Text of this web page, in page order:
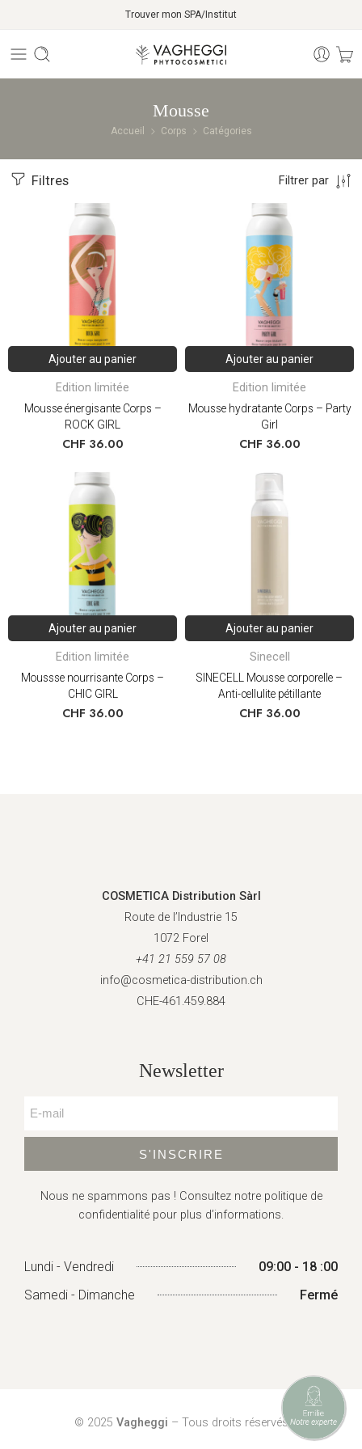
Trouver mon SPA/Institut
Mousse
Accueil Corps Catégories
Filtres Filtrer par
Ajouter au panier
Edition limitée
Mousse énergisante Corps –
ROCK GIRL
CHF 36.00
Ajouter au panier
Edition limitée
Mousse hydratante Corps – Party
Girl
CHF 36.00
Ajouter au panier
Edition limitée
Moussse nourrisante Corps –
CHIC GIRL
CHF 36.00
Ajouter au panier
Sinecell
SINECELL Mousse corporelle –
Anti-cellulite pétillante
CHF 36.00
COSMETICA Distribution Sàrl
Route de l’Industrie 15
1072 Forel
+41 21 559 57 08
info@cosmetica-distribution.ch
CHE-461.459.884
Newsletter
S'INSCRIRE
Nous ne spammons pas ! Consultez notre politique de
confidentialité pour plus d’informations.
Lundi - Vendredi
09:00 - 18 :00
Samedi - Dimanche
Fermé
© 2025 Vagheggi – Tous droits réservés